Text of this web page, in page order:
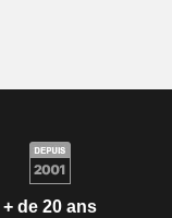
+ de 20 ans